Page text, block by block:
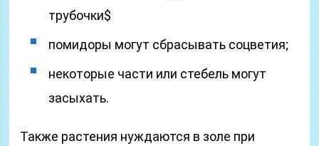
трубочки$
помидоры могут сбрасывать соцветия;
некоторые части или стебель могут
засыхать.
Также растения нуждаются в золе при